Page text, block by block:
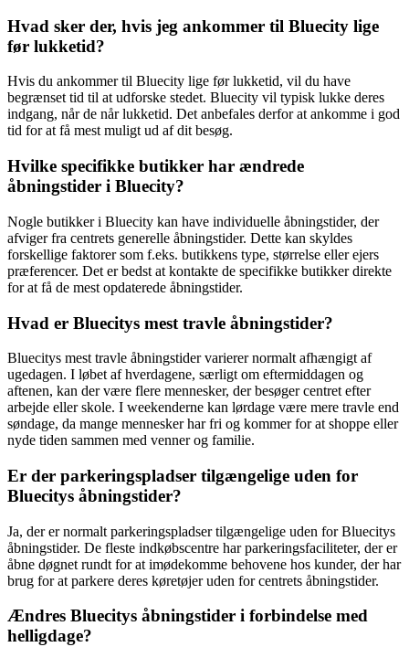
Hvad sker der, hvis jeg ankommer til Bluecity lige
før lukketid?
Hvis du ankommer til Bluecity lige før lukketid, vil du have
begrænset tid til at udforske stedet. Bluecity vil typisk lukke deres
indgang, når de når lukketid. Det anbefales derfor at ankomme i god
tid for at få mest muligt ud af dit besøg.
Hvilke specifikke butikker har ændrede
åbningstider i Bluecity?
Nogle butikker i Bluecity kan have individuelle åbningstider, der
afviger fra centrets generelle åbningstider. Dette kan skyldes
forskellige faktorer som f.eks. butikkens type, størrelse eller ejers
præferencer. Det er bedst at kontakte de specifikke butikker direkte
for at få de mest opdaterede åbningstider.
Hvad er Bluecitys mest travle åbningstider?
Bluecitys mest travle åbningstider varierer normalt afhængigt af
ugedagen. I løbet af hverdagene, særligt om eftermiddagen og
aftenen, kan der være flere mennesker, der besøger centret efter
arbejde eller skole. I weekenderne kan lørdage være mere travle end
søndage, da mange mennesker har fri og kommer for at shoppe eller
nyde tiden sammen med venner og familie.
Er der parkeringspladser tilgængelige uden for
Bluecitys åbningstider?
Ja, der er normalt parkeringspladser tilgængelige uden for Bluecitys
åbningstider. De fleste indkøbscentre har parkeringsfaciliteter, der er
åbne døgnet rundt for at imødekomme behovene hos kunder, der har
brug for at parkere deres køretøjer uden for centrets åbningstider.
Ændres Bluecitys åbningstider i forbindelse med
helligdage?